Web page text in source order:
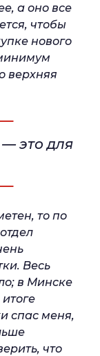
а оно все
чтобы
нового
верхняя
это для
то по
Весь
в Минске
спас меня,
что